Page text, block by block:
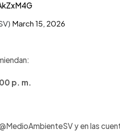
March 15, 2026
p. m.
y en las